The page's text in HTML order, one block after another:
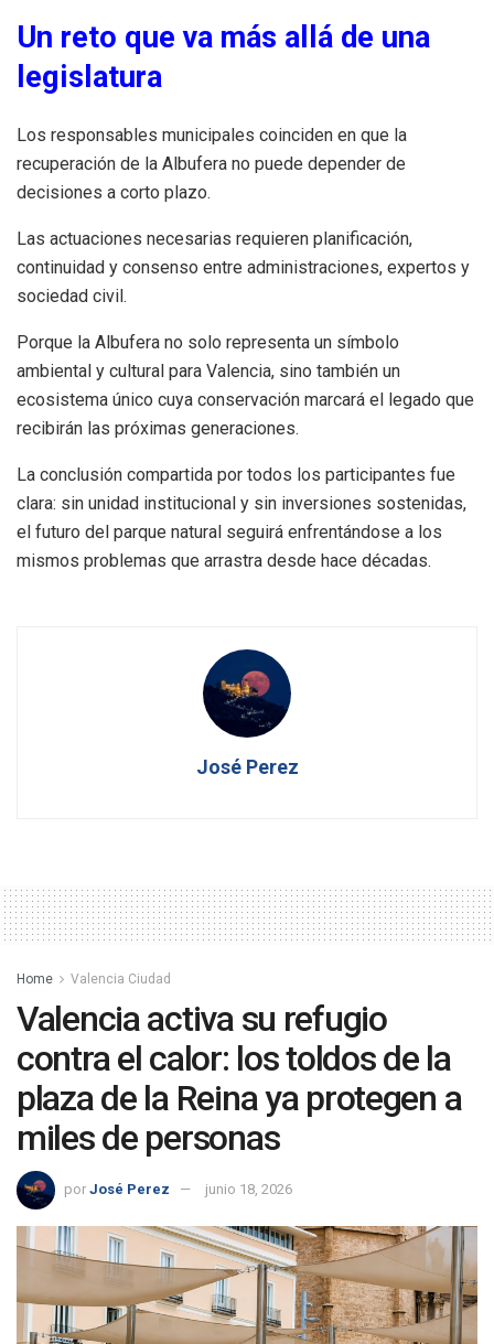
Un reto que va más allá de una
legislatura
Los responsables municipales coinciden en que la
recuperación de la Albufera no puede depender de
decisiones a corto plazo.
Las actuaciones necesarias requieren planificación,
continuidad y consenso entre administraciones, expertos y
sociedad civil.
Porque la Albufera no solo representa un símbolo
ambiental y cultural para Valencia, sino también un
ecosistema único cuya conservación marcará el legado que
recibirán las próximas generaciones.
La conclusión compartida por todos los participantes fue
clara: sin unidad institucional y sin inversiones sostenidas,
el futuro del parque natural seguirá enfrentándose a los
mismos problemas que arrastra desde hace décadas.
José Perez
Home Valencia Ciudad
Valencia activa su refugio
contra el calor: los toldos de la
plaza de la Reina ya protegen a
miles de personas
por José Perez junio 18, 2026